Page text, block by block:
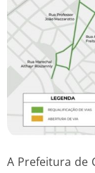
A Prefeitura de